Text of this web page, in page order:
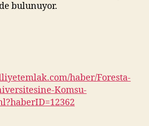
bulunuyor.
haber/Foresta-
Komsu-